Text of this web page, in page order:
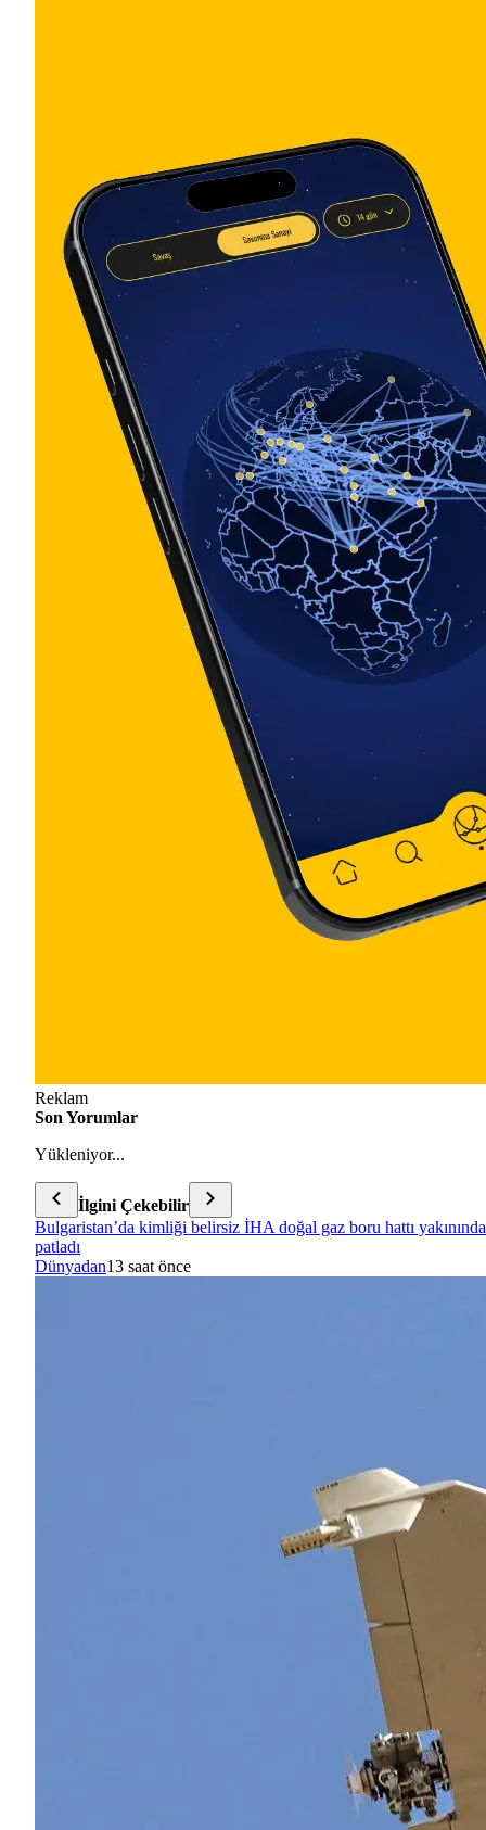
Reklam
Son Yorumlar
Yükleniyor...
İlgini Çekebilir
Bulgaristan’da kimliği belirsiz İHA doğal gaz boru hattı yakınında
patladı
Dünyadan13 saat önce